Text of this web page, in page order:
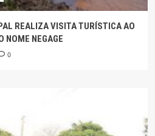
REALIZA VISITA TURÍSTICA AO
NOME NEGAGE
0